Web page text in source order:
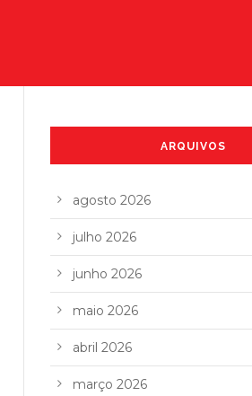
ARQUIVOS
agosto 2026
julho 2026
junho 2026
maio 2026
abril 2026
março 2026